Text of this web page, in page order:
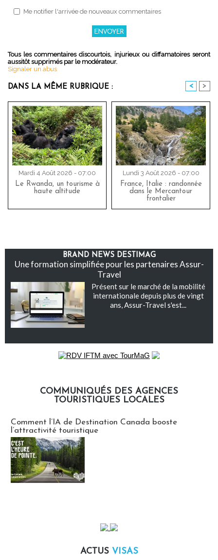
Me notifier l'arrivée de nouveaux commentaires
Tous les commentaires discourtois, injurieux ou diffamatoires seront
aussitôt supprimés par le modérateur.
Signaler un abus
DANS LA MÊME RUBRIQUE : < >
Mardi 4 Août 2026 - 07:00
Le Rwanda, un tourisme à
haute altitude
Lundi 3 Août 2026 - 07:00
France, Italie : randonnée
dans le Mercantour
frontalier
BRAND NEWS DESTIMAG
Une formation simplifiée pour les partenaires Assur-
Travel
Présent sur le marché de la mobilité
internationale depuis plus de vingt
ans, Assur-Travel s'est...
COMMUNIQUÉS DES AGENCES
TOURISTIQUES LOCALES
Comment l’IA de Destination Canada booste
l’attractivité touristique
ACTUS VISAS